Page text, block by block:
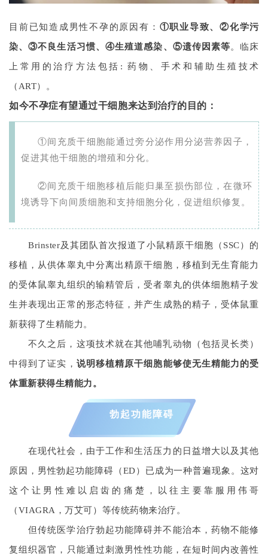
临
床
转
化
会
展
关
我
登录 注册
目前已知造成男性不孕的原因有： ①职业导致、②化学污
染、③不良生活习惯、④生殖道感染、⑤遗传因素等。临床
上常用的治疗方法包括: 药物、手术和辅助生殖技术
（ART）。
如今不孕症有望通过干细胞来达到治疗的目的：
①间充质干细胞能通过旁分泌作用分泌营养因子，
促进其他干细胞的增殖和分化。
②间充质干细胞移植后能归巢至损伤部位，在微环
境诱导下向间质细胞和支持细胞分化，促进组织修复。
Brinster及其团队首次报道了小鼠精原干细胞（ SSC）的
移植，从供体睾丸中分离出精原干细胞，移植到无生育能力
的受体鼠睾丸组织的输精管后，受者睾丸的供体细胞精子发
生并表现出正常的形态特征，并产生成熟的精子，受体鼠重
新获得了生精能力。
不久之后，这项技术就在其他哺乳动物（包括灵长类）
中得到了证实， 说明移植精原干细胞能够使无生精能力的受
体重新获得生精能力。
勃起功能障碍
在现代社会，由于工作和生活压力的日益增大以及其他
原因，男性勃起功能障碍（ED）已成为一种普遍现象。这对
这个让男性难以启齿的痛楚，以往主要靠服用伟哥
（VIAGRA，万艾可）等传统药物来治疗。
但传统医学治疗勃起功能障碍并不能治本，药物不能修
复组织器官，只能通过刺激男性性功能，在短时间内改善性